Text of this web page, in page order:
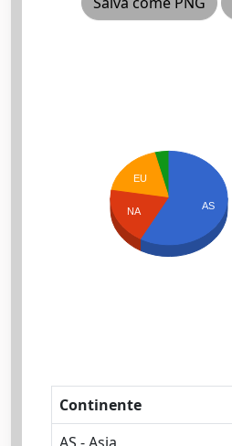
EU
NA
AS
Continente